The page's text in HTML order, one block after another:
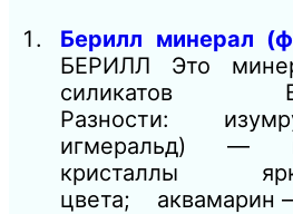
Берилл минерал
БЕРИЛЛ Это
силикатов
Разности:
игмеральд) —
кристаллы
цвета; аквамарин